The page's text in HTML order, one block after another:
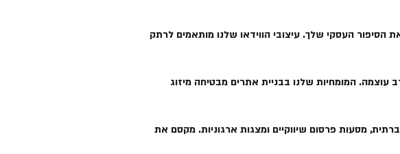
הסיפור העסקי שלך. עיצובי הווידאו שלנו מותאמים לרתק
המומחיות שלנו בבניית אתרים מבטיחה מיזוג
מסעות פרסום שיווקיים ומצגות ארגוניות. מקסם את